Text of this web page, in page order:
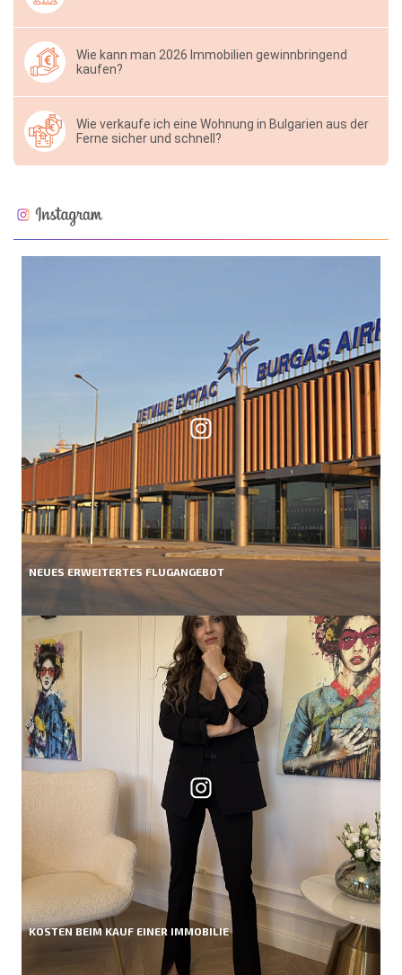
Wie kann man 2026 Immobilien gewinnbringend
kaufen?
Wie verkaufe ich eine Wohnung in Bulgarien aus der
Ferne sicher und schnell?
NEUES ERWEITERTES FLUGANGEBOT
KOSTEN BEIM KAUF EINER IMMOBILIE